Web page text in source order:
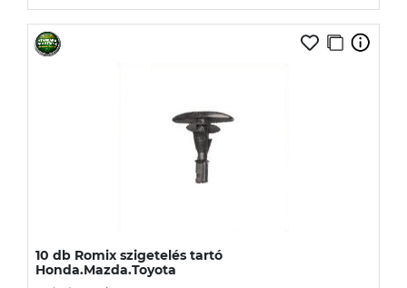
10 db Romix szigetelés tartó
Honda.Mazda.Toyota